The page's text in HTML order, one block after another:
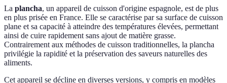
La plancha, un appareil de cuisson d'origine espagnole, est de plus
en plus prisée en France. Elle se caractérise par sa surface de cuisson
plane et sa capacité à atteindre des températures élevées, permettant
ainsi de cuire rapidement sans ajout de matière grasse.
Contrairement aux méthodes de cuisson traditionnelles, la plancha
privilégie la rapidité et la préservation des saveurs naturelles des
aliments.
Cet appareil se décline en diverses versions, y compris en modèles